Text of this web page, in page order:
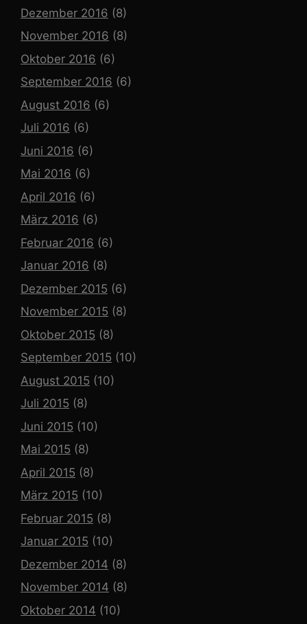
Dezember 2016 (8)
November 2016 (8)
Oktober 2016 (6)
September 2016 (6)
August 2016 (6)
Juli 2016 (6)
Juni 2016 (6)
Mai 2016 (6)
April 2016 (6)
März 2016 (6)
Februar 2016 (6)
Januar 2016 (8)
Dezember 2015 (6)
November 2015 (8)
Oktober 2015 (8)
September 2015 (10)
August 2015 (10)
Juli 2015 (8)
Juni 2015 (10)
Mai 2015 (8)
April 2015 (8)
März 2015 (10)
Februar 2015 (8)
Januar 2015 (10)
Dezember 2014 (8)
November 2014 (8)
Oktober 2014 (10)